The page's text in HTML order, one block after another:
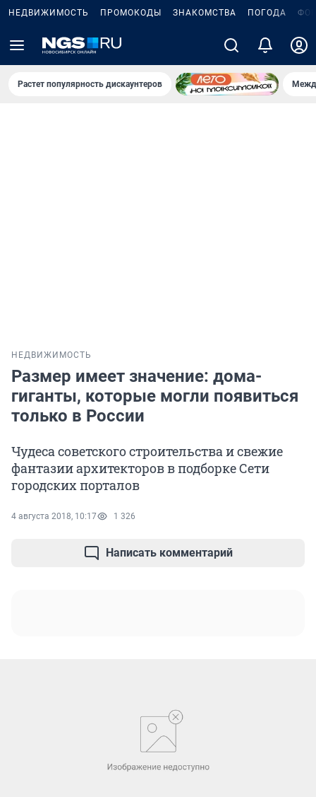
НЕДВИЖИМОСТЬ ПРОМОКОДЫ ЗНАКОМСТВА ПОГОДА
Растет популярность дискаунтеров
НЕДВИЖИМОСТЬ
Размер имеет значение: дома-
гиганты, которые могли появиться
только в России
Чудеса советского строительства и свежие
фантазии архитекторов в подборке Сети
городских порталов
4 августа 2018, 10:17 1 326
Написать комментарий